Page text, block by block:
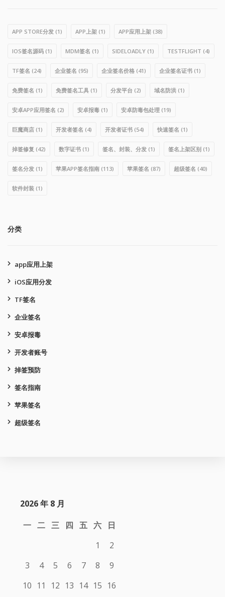
APP STORE分发 (1) APP上架 (1) APP应用上架 (38)
IOS签名源码 (1) MDM签名 (1) SIDELOADLY (1) TESTFLIGHT (4)
TF签名 (24) 企业签名 (95) 企业签名价格 (41) 企业签名证书 (1)
免费签名 (1) 免费签名工具 (1) 分发平台 (2) 域名防洪 (1)
安卓APP应用签名 (2) 安卓报毒 (1) 安卓防毒包处理 (19)
巨魔商店 (1) 开发者签名 (4) 开发者证书 (54) 快速签名 (1)
掉签修复 (42) 数字证书 (1) 签名、封装、分发 (1) 签名上架区别 (1)
签名分发 (1) 苹果APP签名指南 (113) 苹果签名 (87) 超级签名 (40)
软件封装 (1)
分类
app应用上架
iOS应用分发
TF签名
企业签名
安卓报毒
开发者账号
掉签预防
签名指南
苹果签名
超级签名
2026 年 8 月
一 二 三 四 五 六
日
1
2
3
4 5 6 7 8
9
10 11 12 13 14 15 16